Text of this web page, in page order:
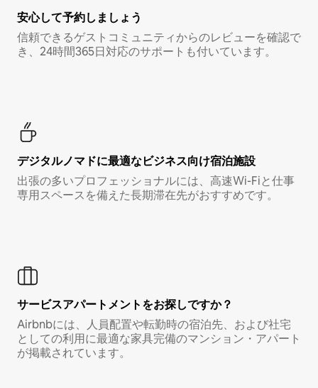
安心して予約しましょう
信頼できるゲストコミュニティからのレビューを確認で
き、24時間365日対応のサポートも付いています。
デジタルノマド⁠に最⁠適⁠なビ⁠ジ⁠ネ⁠ス⁠向⁠け宿⁠泊⁠施⁠設
出張の多いプロフェッショナルには、高速Wi-Fiと仕事
専用スペースを備えた長期滞在先がおすすめです。
サービスアパートメントをお探しですか？
Airbnbには、人員配置や転勤時の宿泊先、および社宅
としての利用に最適な家具完備のマンション・アパート
が掲載されています。